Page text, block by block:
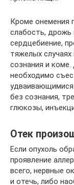
Кроме онемения
слабость, дрожь
сердцебиение,
тяжелых случаях
сознания и коме.
необходимо
удваивающимися
без сознания,
глюкозы,
Отек
Если опухоль
проявление
всего, нервные
и отечь, либо